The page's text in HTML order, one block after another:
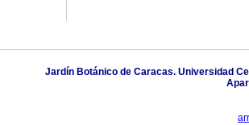
Jardín Botánico de Caracas. Universidad